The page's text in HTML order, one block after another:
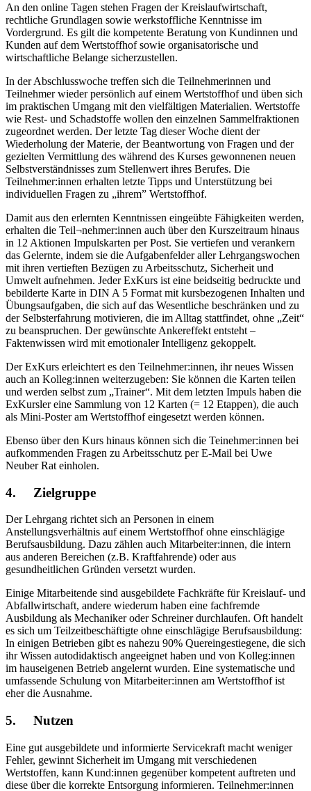
An den online Tagen stehen Fragen der Kreislaufwirtschaft,
rechtliche Grundlagen sowie werkstoffliche Kenntnisse im
Vordergrund. Es gilt die kompetente Beratung von Kundinnen und
Kunden auf dem Wertstoffhof sowie organisatorische und
wirtschaftliche Belange sicherzustellen.
In der Abschlusswoche treffen sich die Teilnehmerinnen und
Teilnehmer wieder persönlich auf einem Wertstoffhof und üben sich
im praktischen Umgang mit den vielfältigen Materialien. Wertstoffe
wie Rest- und Schadstoffe wollen den einzelnen Sammelfraktionen
zugeordnet werden. Der letzte Tag dieser Woche dient der
Wiederholung der Materie, der Beantwortung von Fragen und der
gezielten Vermittlung des während des Kurses gewonnenen neuen
Selbstverständnisses zum Stellenwert ihres Berufes. Die
Teilnehmer:innen erhalten letzte Tipps und Unterstützung bei
individuellen Fragen zu „ihrem” Wertstoffhof.
Damit aus den erlernten Kenntnissen eingeübte Fähigkeiten werden,
erhalten die Teil¬nehmer:innen auch über den Kurszeitraum hinaus
in 12 Aktionen Impulskarten per Post. Sie vertiefen und verankern
das Gelernte, indem sie die Aufgabenfelder aller Lehrgangswochen
mit ihren vertieften Bezügen zu Arbeitsschutz, Sicherheit und
Umwelt aufnehmen. Jeder ExKurs ist eine beidseitig bedruckte und
bebilderte Karte in DIN A 5 Format mit kursbezogenen Inhalten und
Übungsaufgaben, die sich auf das Wesentliche beschränken und zu
der Selbsterfahrung motivieren, die im Alltag stattfindet, ohne „Zeit“
zu beanspruchen. Der gewünschte Ankereffekt entsteht –
Faktenwissen wird mit emotionaler Intelligenz gekoppelt.
Der ExKurs erleichtert es den Teilnehmer:innen, ihr neues Wissen
auch an Kolleg:innen weiterzugeben: Sie können die Karten teilen
und werden selbst zum „Trainer“. Mit dem letzten Impuls haben die
ExKursler eine Sammlung von 12 Karten (= 12 Etappen), die auch
als Mini-Poster am Wertstoffhof eingesetzt werden können.
Ebenso über den Kurs hinaus können sich die Teinehmer:innen bei
aufkommenden Fragen zu Arbeitsschutz per E-Mail bei Uwe
Neuber Rat einholen.
4. Zielgruppe
Der Lehrgang richtet sich an Personen in einem
Anstellungsverhältnis auf einem Wertstoffhof ohne einschlägige
Berufsausbildung. Dazu zählen auch Mitarbeiter:innen, die intern
aus anderen Bereichen (z.B. Kraftfahrende) oder aus
gesundheitlichen Gründen versetzt wurden.
Einige Mitarbeitende sind ausgebildete Fachkräfte für Kreislauf- und
Abfallwirtschaft, andere wiederum haben eine fachfremde
Ausbildung als Mechaniker oder Schreiner durchlaufen. Oft handelt
es sich um Teilzeitbeschäftigte ohne einschlägige Berufsausbildung:
In einigen Betrieben gibt es nahezu 90% Quereingestiegene, die sich
ihr Wissen autodidaktisch angeeignet haben und von Kolleg:innen
im hauseigenen Betrieb angelernt wurden. Eine systematische und
umfassende Schulung von Mitarbeiter:innen am Wertstoffhof ist
eher die Ausnahme.
5. Nutzen
Eine gut ausgebildete und informierte Servicekraft macht weniger
Fehler, gewinnt Sicherheit im Umgang mit verschiedenen
Wertstoffen, kann Kund:innen gegenüber kompetent auftreten und
diese über die korrekte Entsorgung informieren. Teilnehmer:innen